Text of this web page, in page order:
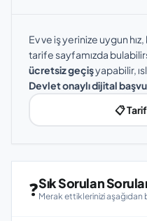
Ev ve iş yerinize uygun
tarife sayfamızda
ücretsiz geçişyapabilir,
Devlet onaylı dijital
📋
❓Sık Sorulan
Merak ettiklerinizi aşağıdan